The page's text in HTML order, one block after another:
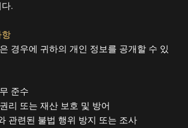
.
항
경우에 귀하의 개인 정보를 공개할 수 있
준수
리 또는 재산 보호 및 방어
관련된 불법 행위 방지 또는 조사